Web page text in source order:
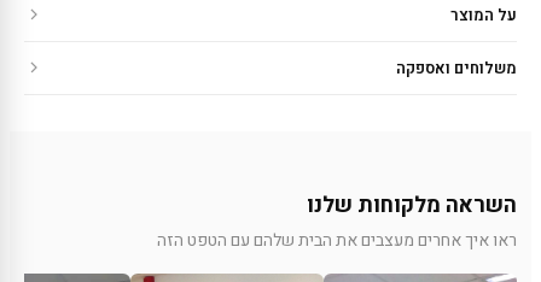
על המוצר
משלוחים ואספקה
השראה מלקוחות שלנו
ראו איך אחרים מעצבים את הבית שלהם עם הטפט הזה